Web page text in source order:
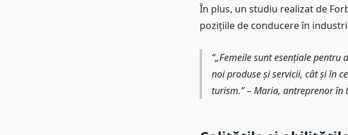
În plus, un studiu realizat de
pozițiile de conducere în
„Femeile sunt esențiale pentru
noi produse și servicii, cât și în
turism.” – Maria, antreprenor în